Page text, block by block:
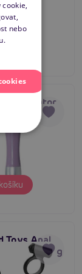
- vibrátor
Toys Anal
+ Vibrating
nebo